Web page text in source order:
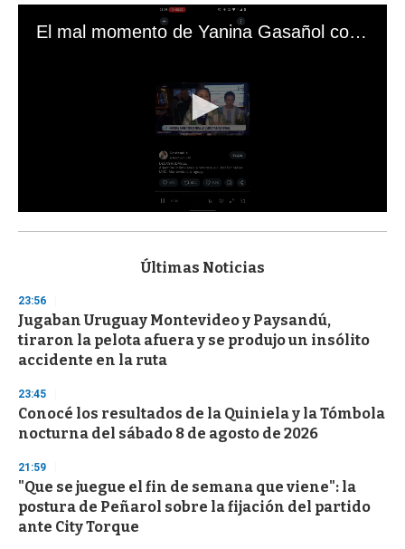
El mal momento de Yanina Gasañol con un hincha argentino en "Subrayado"
s
d
s
o
f
3
s
e
c
o
d
s
Últimas Noticias
23:56
Jugaban Uruguay Montevideo y Paysandú,
tiraron la pelota afuera y se produjo un insólito
accidente en la ruta
23:45
Conocé los resultados de la Quiniela y la Tómbola
nocturna del sábado 8 de agosto de 2026
21:59
"Que se juegue el fin de semana que viene": la
postura de Peñarol sobre la fijación del partido
ante City Torque